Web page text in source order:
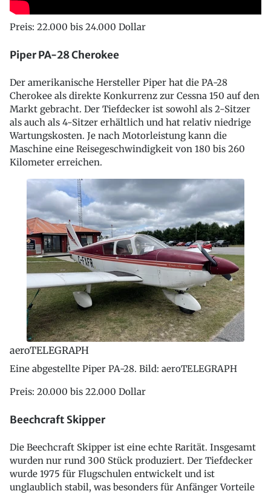
Preis: 22.000 bis 24.000 Dollar
Piper PA-28 Cherokee
Der amerikanische Hersteller Piper hat die PA-28
Cherokee als direkte Konkurrenz zur Cessna 150 auf den
Markt gebracht. Der Tiefdecker ist sowohl als 2-Sitzer
als auch als 4-Sitzer erhältlich und hat relativ niedrige
Wartungskosten. ​Je nach Motorleistung kann die
Maschine eine Reisegeschwindigkeit von 180 bis 260
Kilometer erreichen.
aeroTELEGRAPH
Eine abgestellte Piper PA-28. Bild: aeroTELEGRAPH
Preis: 20.000 bis 22.000 Dollar
Beechcraft Skipper
Die Beechcraft Skipper ist eine echte Rarität. Insgesamt
wurden nur rund 300 Stück produziert. Der Tiefdecker
wurde 1975 für Flugschulen entwickelt und ist
unglaublich stabil, was besonders für Anfänger Vorteile